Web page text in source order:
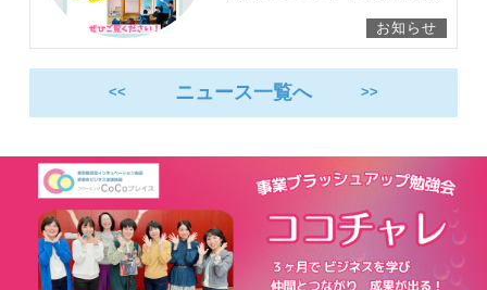
お知らせ
ニュース一覧へ